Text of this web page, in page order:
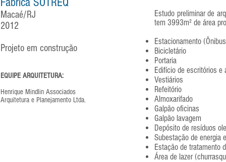
Macaé/RJ
2012
Projeto em construção
EQUIPE ARQUITETURA:
Henrique Mindlin Associados
Arquitetura e Planejamento Ltda.
Estudo preliminar de
tem 3993m² de área
Estacionamento
Bicicletário
Portaria
Edifício de escritórios e
Vestiários
Refeitório
Almoxarifado
Galpão oficinas
Galpão lavagem
Depósito de resíduos
Subestação de energia
Estação de tratamento
Área de lazer